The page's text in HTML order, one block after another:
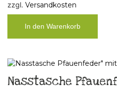
zzgl. Versandkosten
In den Warenkorb
Nasstasche